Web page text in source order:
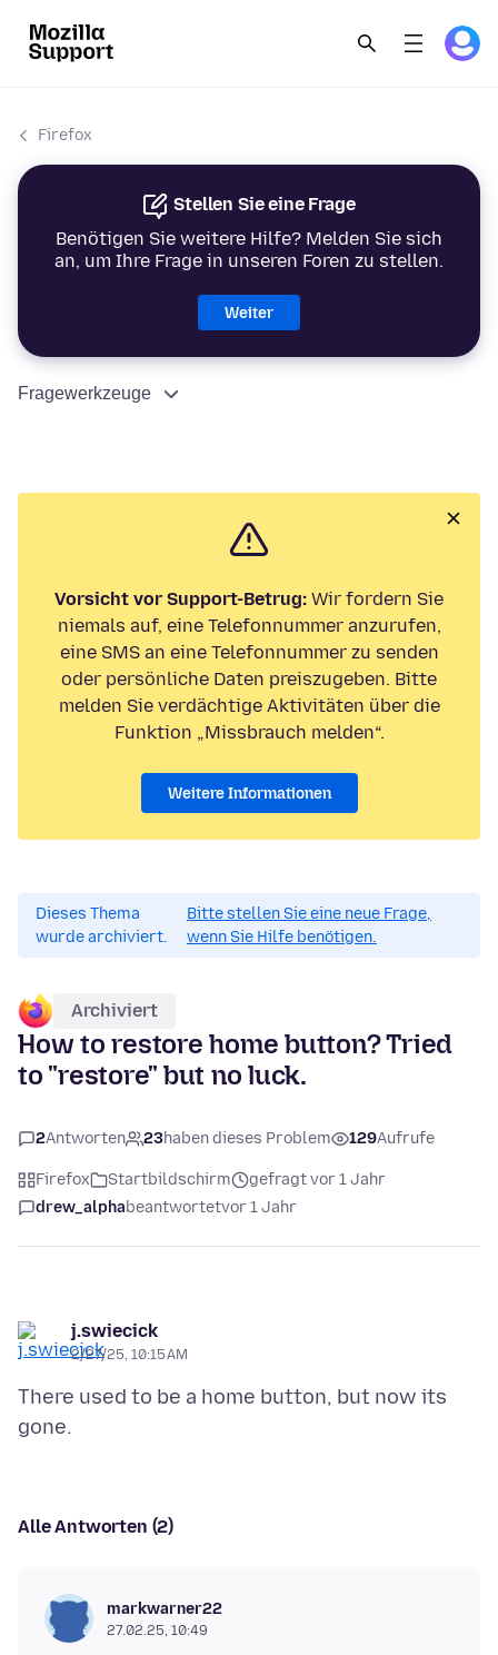
Firefox
Stellen Sie eine Frage
Benötigen Sie weitere Hilfe? Melden Sie sich
an, um Ihre Frage in unseren Foren zu stellen.
Weiter
Fragewerkzeuge
Vorsicht vor Support-Betrug: Wir fordern Sie
niemals auf, eine Telefonnummer anzurufen,
eine SMS an eine Telefonnummer zu senden
oder persönliche Daten preiszugeben. Bitte
melden Sie verdächtige Aktivitäten über die
Funktion „Missbrauch melden“.
Weitere Informationen
Dieses Thema
wurde archiviert.
Bitte stellen Sie eine neue Frage,
wenn Sie Hilfe benötigen.
Archiviert
How to restore home button? Tried
to "restore" but no luck.
2Antworten 23haben dieses Problem 129Aufrufe
Firefox Startbildschirm
gefragt vor 1 Jahr
drew_alphabeantwortetvor 1 Jahr
j.swiecick
2/27/25, 10:15 AM
There used to be a home button, but now its
Alle Antworten (2)
markwarner22
27.02.25, 10:49